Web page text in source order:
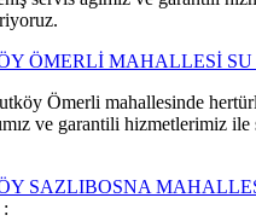
ÖMERLİ MAHALLESİ SU
Ömerli mahallesinde
ve garantili hizmetlerimiz
SAZLIBOSNA
: